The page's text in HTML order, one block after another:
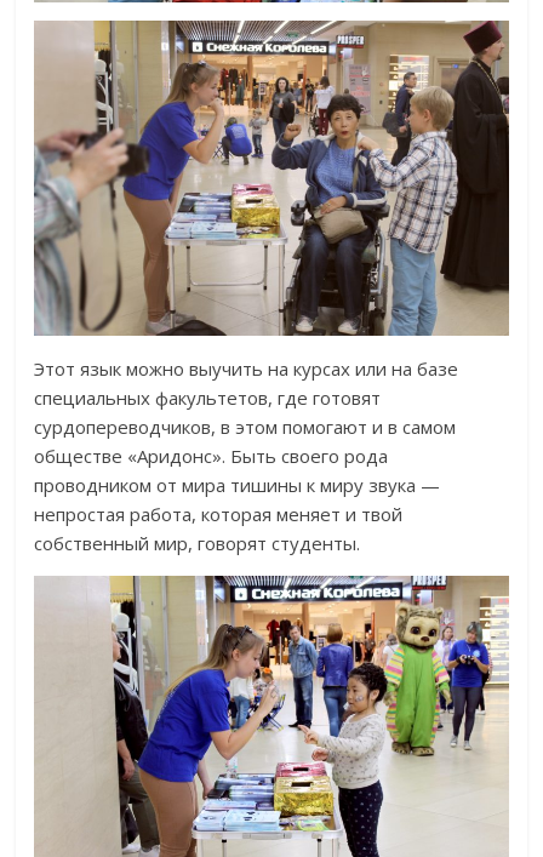
Этот язык можно выучить на курсах или на базе
специальных факультетов, где готовят
сурдопереводчиков, в этом помогают и в самом
обществе «Аридонс». Быть своего рода
проводником от мира тишины к миру звука —
непростая работа, которая меняет и твой
собственный мир, говорят студенты.